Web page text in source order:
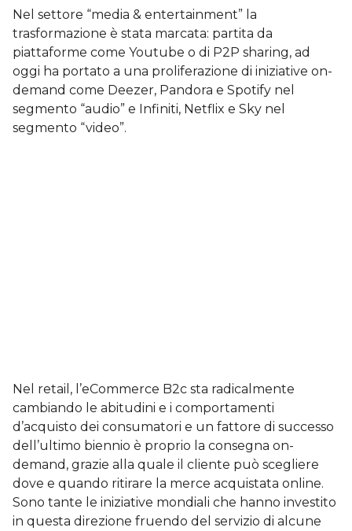
Nel settore “media & entertainment” la
trasformazione è stata marcata: partita da
piattaforme come Youtube o di P2P sharing, ad
oggi ha portato a una proliferazione di iniziative on-
demand come Deezer, Pandora e Spotify nel
segmento “audio” e Infiniti, Netflix e Sky nel
segmento “video”.
Nel retail, l’eCommerce B2c sta radicalmente
cambiando le abitudini e i comportamenti
d’acquisto dei consumatori e un fattore di successo
dell’ultimo biennio è proprio la consegna on-
demand, grazie alla quale il cliente può scegliere
dove e quando ritirare la merce acquistata online.
Sono tante le iniziative mondiali che hanno investito
in questa direzione fruendo del servizio di alcune